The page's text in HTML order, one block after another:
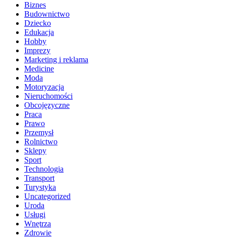
Biznes
Budownictwo
Dziecko
Edukacja
Hobby
Imprezy
Marketing i reklama
Medicine
Moda
Motoryzacja
Nieruchomości
Obcojęzyczne
Praca
Prawo
Przemysł
Rolnictwo
Sklepy
Sport
Technologia
Transport
Turystyka
Uncategorized
Uroda
Usługi
Wnętrza
Zdrowie